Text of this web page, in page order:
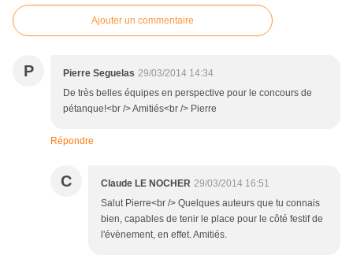
Ajouter un commentaire
P Pierre Seguelas 29/03/2014 14:34
De très belles équipes en perspective pour le concours de
pétanque!<br /> Amitiés<br /> Pierre
Répondre
C Claude LE NOCHER 29/03/2014 16:51
Salut Pierre<br /> Quelques auteurs que tu connais
bien, capables de tenir le place pour le côté festif de
l'évènement, en effet. Amitiés.